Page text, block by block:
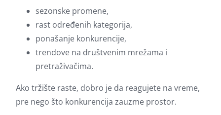
sezonske promene,
rast određenih kategorija,
ponašanje konkurencije,
trendove na društvenim mrežama i
pretraživačima.
Ako tržište raste, dobro je da reagujete na vreme,
pre nego što konkurencija zauzme prostor.